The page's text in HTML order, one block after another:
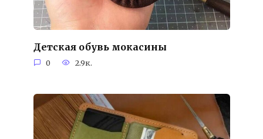
Детская обувь мокасины
0 2.9к.